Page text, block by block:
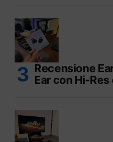
Recensione
Ear con Hi-